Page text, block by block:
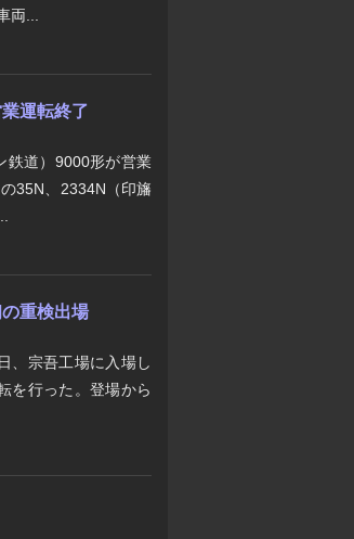
両...
運転終了
鉄道）9000形が営業
35N、2334N（印旛
重検出場
、宗吾工場に入場し
を行った。登場から